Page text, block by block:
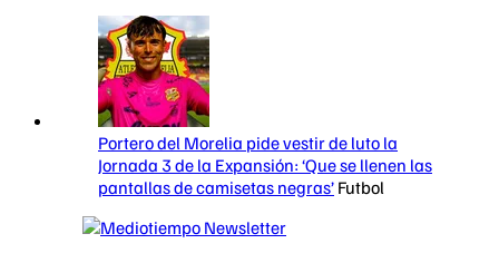
Portero del Morelia pide vestir de luto la
Jornada 3 de la Expansión: ‘Que se llenen las
pantallas de camisetas negras’ Futbol